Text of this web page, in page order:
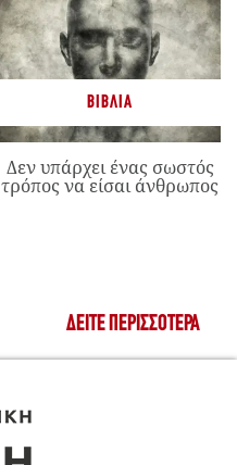
ΒΙΒΛΊΑ
Δεν υπάρχει ένας σωστός
τρόπος να είσαι άνθρωπος
ΔΕΊΤΕ ΠΕΡΙΣΣΌΤΕΡΑ